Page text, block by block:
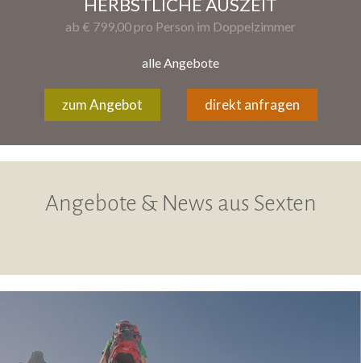
HERBSTLICHE AUSZEIT
ab € 799,00 pro Person im Doppelzimmer
alle Angebote
zum Angebot direkt anfragen
Angebote & News aus Sexten